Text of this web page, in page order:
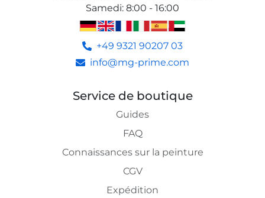
Samedi: 8:00 - 16:00
+49 9321 90207 03
info@mg-prime.com
Service de boutique
Guides
FAQ
Connaissances sur la peinture
CGV
Expédition